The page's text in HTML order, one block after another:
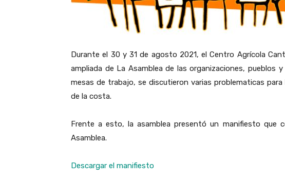
Durante el 30 y 31 de agosto 2021, el Centro Agrícola
ampliada de La Asamblea de las organizaciones, pueblos
mesas de trabajo, se discutieron varias problematicas
de la costa.
Frente a esto, la asamblea presentó un manifiesto que
Asamblea.
Descargar el manifiesto